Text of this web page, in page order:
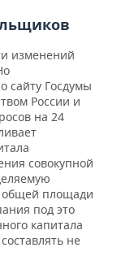
изменений
сайту Госдумы
России и
на 24
совокупной
общей площади
под это
капитала
не